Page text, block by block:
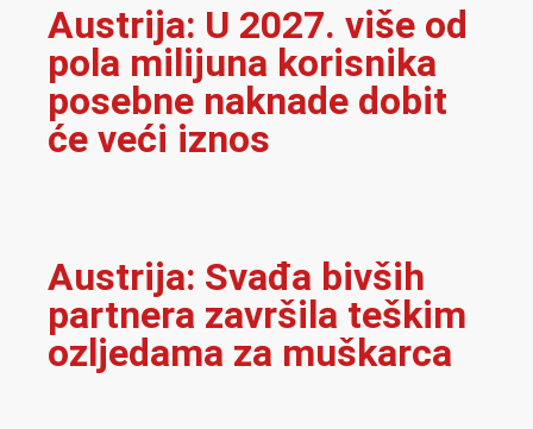
Austrija: U 2027. više od
pola milijuna korisnika
posebne naknade dobit
će veći iznos
Austrija: Svađa bivših
partnera završila teškim
ozljedama za muškarca